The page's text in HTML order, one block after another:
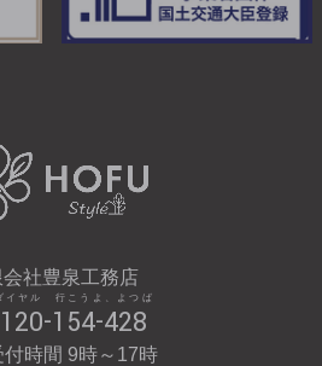
社豊泉工務店
154-428
イヤル 行こうよ、よつば
付時間 9時～17時